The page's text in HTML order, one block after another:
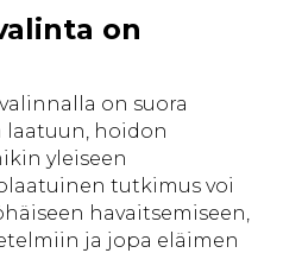
on
on suora
hoidon
yleiseen
tutkimus voi
havaitsemiseen,
ja jopa eläimen